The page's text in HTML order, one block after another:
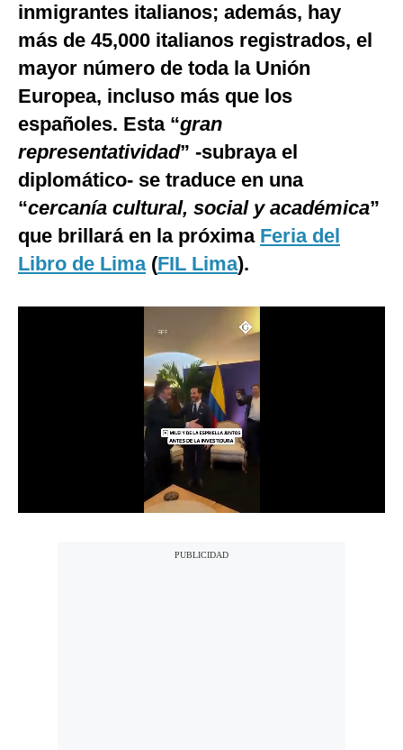
G de Gestión
Notas Contratadas
Podcast
Gestión TV
Videos
Fotogalerías
inmigrantes italianos; además, hay
más de 45,000 italianos registrados, el
mayor número de toda la Unión
Europea, incluso más que los
españoles. Esta “gran
representatividad” -subraya el
diplomático- se traduce en una
“cercanía cultural, social y académica”
que brillará en la próxima Feria del
Libro de Lima(FIL Lima).